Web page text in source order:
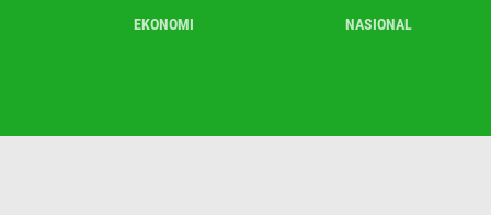
EKONOMI NASIONAL